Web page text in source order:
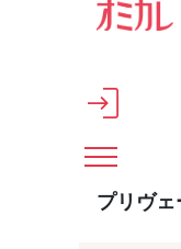
メインコンテンツへスキッ
プリヴ